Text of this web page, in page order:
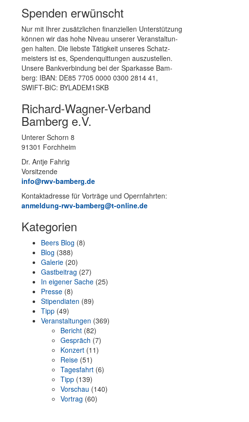
Spenden erwünscht
Nur mit Ih­rer zu­sätz­li­chen fi­nan­zi­el­len Un­ter­stüt­zung
kön­nen wir das hohe Ni­veau un­se­rer Ver­an­stal­tun­
gen hal­ten. Die liebs­te Tä­tig­keit un­se­res Schatz­
meis­ters ist es, Spen­den­quit­tun­gen aus­zu­stel­len.
Un­se­re Bank­ver­bin­dung bei der Spar­kas­se Bam­
berg: IBAN: DE85 7705 0000 0300 2814 41,
SWIFT-BIC: BYLADEM1SKB
Richard-Wagner-Verband
Bamberg e.V.
Un­te­rer Schorn 8
91301 Forchheim
Dr. Ant­je Fahrig
Vorsitzende
info@rwv-bamberg.de
Kon­takt­adres­se für Vor­trä­ge und Opern­fahr­ten:
anmeldung-rwv-bamberg@t-online.de
Kategorien
Beers Blog (8)
Blog (388)
Galerie (20)
Gastbeitrag (27)
In eigener Sache (25)
Presse (8)
Stipendiaten (89)
Tipp (49)
Veranstaltungen (369)
Bericht (82)
Gespräch (7)
Konzert (11)
Reise (51)
Tagesfahrt (6)
Tipp (139)
Vorschau (140)
Vortrag (60)